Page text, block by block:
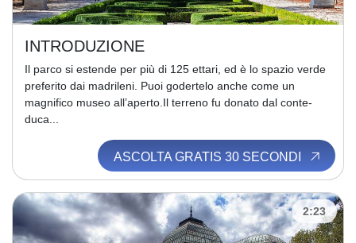
INTRODUZIONE
Il parco si estende per più di 125 ettari, ed è lo spazio verde
preferito dai madrileni. Puoi godertelo anche come un
magnifico museo all’aperto.Il terreno fu donato dal conte-
duca...
ASCOLTA GRATIS 30 SECONDI
2:23